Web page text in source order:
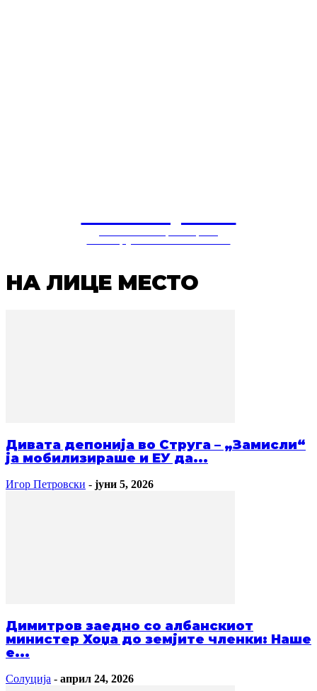
НА ЛИЦЕ МЕСТО
Дивата депонија во Струга – „Замисли“
ја мобилизираше и ЕУ да...
Игор Петровски - јуни 5, 2026
Димитров заедно со албанскиот
министер Хоџа до земјите членки: Наше
е...
Солуција - април 24, 2026